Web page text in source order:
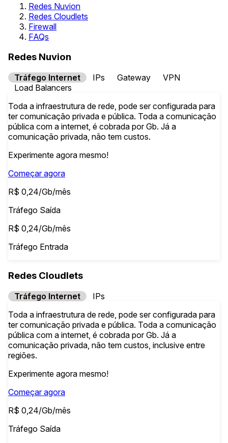
Redes Nuvion
Redes Cloudlets
Firewall
FAQs
Redes Nuvion
Tráfego Internet IPs Gateway
VPN
Load Balancers
Toda a infraestrutura de rede, pode ser configurada para
ter comunicação privada e pública. Toda a comunicação
pública com a internet, é cobrada por Gb. Já a
comunicação privada, não tem custos.
Experimente agora mesmo!
Começar agora
R$ 0,24/Gb/mês
Tráfego Saída
R$ 0,24/Gb/mês
Tráfego Entrada
Redes Cloudlets
Tráfego Internet
IPs
Toda a infraestrutura de rede, pode ser configurada para
ter comunicação privada e pública. Toda a comunicação
pública com a internet, é cobrada por Gb. Já a
comunicação privada, não tem custos, inclusive entre
regiões.
Experimente agora mesmo!
Começar agora
R$ 0,24/Gb/mês
Tráfego Saída